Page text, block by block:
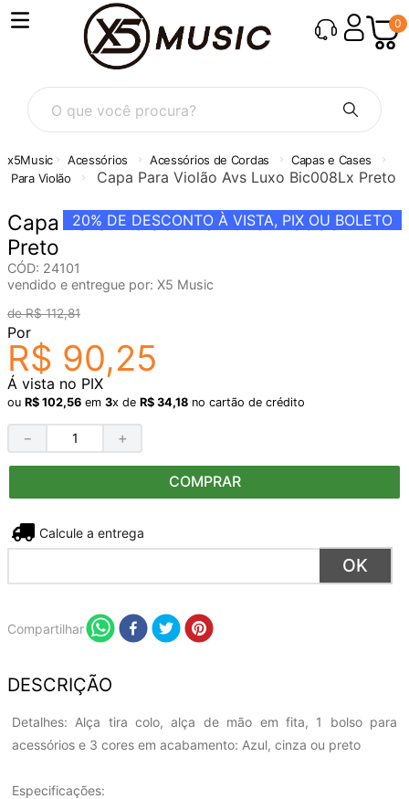
0
O que você procura?
Acessórios Acessórios de Cordas
Capas e Cases
Para Violão
Capa Para Violão Avs Luxo Bic008Lx Preto
20% DE DESCONTO À VISTA, PIX OU BOLETO
Capa Para Violão Avs Luxo Bic008Lx
Preto
CÓD: 24101
vendido e entregue por: X5 Music
R$ 112,81
Por
R$ 90,25
Á vista no PIX
ou R$ 102,56 em 3x de R$ 34,18 no cartão de crédito
＋
－
COMPRAR
Não sei meu CEP
Compartilhar
DESCRIÇÃO
Detalhes: Alça tira colo, alça de mão em fita, 1 bolso para
acessórios e 3 cores em acabamento: Azul, cinza ou preto
Especificações: